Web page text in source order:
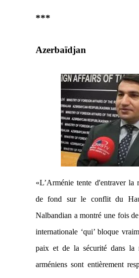
***
Azerbaïdjan
«L’Arménie tente d'entraver la
de fond sur le conflit du
Nalbandian a montré une fois
internationale ‘qui’ bloque
paix et de la sécurité dans la
arméniens sont entièrement